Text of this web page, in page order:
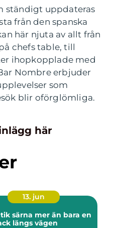
ständigt uppdateras
från den spanska
här njuta av allt från
chefs table, till
ihopkopplade med
Nombre erbjuder
som
blir oförglömliga.
här
13. jun
mer än bara en
längs vägen